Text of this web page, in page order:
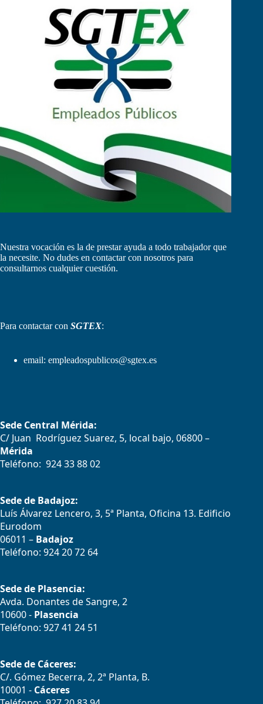
Nuestra vocación es la de prestar ayuda a todo trabajador que
la necesite. No dudes en contactar con nosotros para
consultarnos cualquier cuestión.
Para contactar con SGTEX:
email: empleadospublicos@sgtex.es
Sede Central Mérida:
C/ Juan Rodríguez Suarez, 5, local bajo, 06800 –
Mérida
Teléfono: 924 33 88 02
Sede de Badajoz:
Luís Álvarez Lencero, 3, 5ª Planta, Oficina 13. Edificio
Eurodom
06011 – Badajoz
Teléfono: 924 20 72 64
Sede de Plasencia:
Avda. Donantes de Sangre, 2
10600 - Plasencia
Teléfono: 927 41 24 51
Sede de Cáceres:
C/. Gómez Becerra, 2, 2ª Planta, B.
10001 - Cáceres